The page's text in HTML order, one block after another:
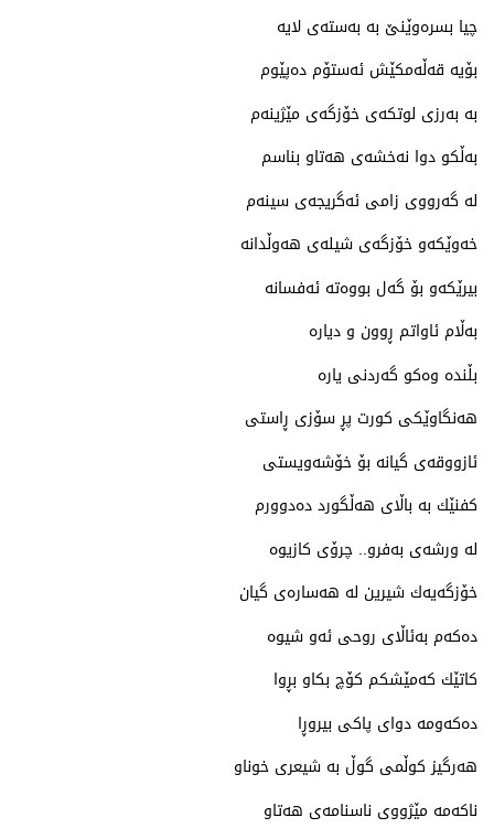
چیا بسره‌وێنێ به‌ به‌سته‌ی لایه‌
بۆیه‌ قه‌ڵه‌مكێش ئه‌ستۆم ده‌پێوم
به‌ به‌رزی لوتكه‌ی خۆزگه‌ی مێژینه‌م
به‌ڵكو دوا نه‌خشه‌ی هه‌تاو بناسم
له‌ گه‌رووی زامی ئه‌گریجه‌ی سینه‌م
خه‌وێكه‌و خۆزگه‌ی شیله‌ی هه‌وڵدانه‌
بیرێكه‌و بۆ گه‌ل بووەته‌ ئه‌فسانه‌
به‌ڵام ئاواتم ڕوون و دیاره‌
بڵنده‌ وه‌كو گه‌ردنی یاره‌
هه‌نگاوێكی كورت پڕ سۆزی ڕاستی
ئازووقه‌ی گیانه‌ بۆ خۆشه‌ویستی
كفنێك به‌ باڵای هه‌ڵگورد ده‌دوورم
له‌ ورشه‌ی به‌فرو.. چرۆی كازیوه‌
خۆزگه‌یه‌ك شیرین له‌ هه‌ساره‌ی گیان
ده‌كه‌م به‌ئاڵای روحی ئه‌و شیوه‌
كاتێك كه‌مێشكم كۆچ بكاو بڕوا
ده‌كه‌ومه‌ دوای پاكی بیروڕا
هه‌رگیز كوڵمی گوڵ به‌ شیعری خوناو
ناكه‌مه‌ مێژووی ناسنامه‌ی هه‌تاو